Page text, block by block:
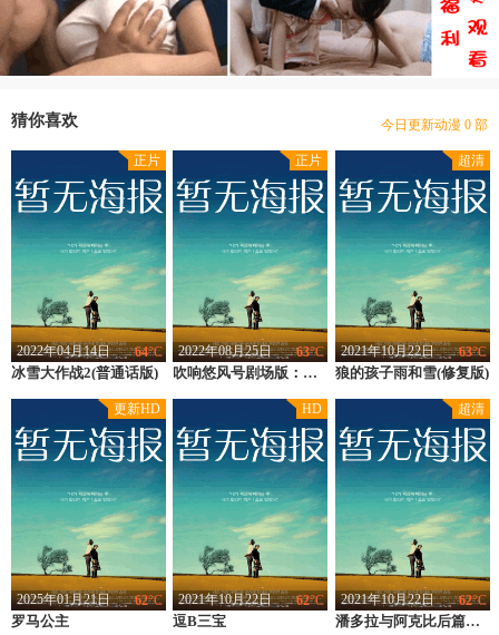
猜你喜欢
豆瓣优片库，万部动漫在线选
今日更新动漫 0 部
本站网址：www.gdhotels.org
豆瓣优片库，万部动漫在线选
现已收录动漫 2673 部
正片
64°C
冰雪大作战2(普通话版)
2022年04月14日
类型：动漫电影,动画电影
上映：2021
地区：
导演：
Benoît Godbout,让-弗朗索瓦·波略特,François Brisson
露辛达·戴维斯,道恩·福特,Don W. Shepherd,托德·芬内尔,安吉拉·嘉鲁皮,索哈·鲍尔,Jenna Wheeler-Hughes,霍莉·G·弗兰克尔,Elizabeth Macrae,海蒂·林恩·维克斯,Satine Scarlett Montaz,艾琳·波斯瓦拉·乐卡克,Mehdi Bousaidan,苏菲·卡迪欧,安妮·卡萨邦尼,雨果林·什维特·兰黛斯科,诺尔·费舍,Éloïsa Laflamme-Cervantes,Vénutia-Ludivine Reding,塞巴斯蒂安·瑞丁,吉尔
正片
63°C
吹响悠风号剧场版：欢迎来到北宇治高中吹奏乐部
2022年08月25日
类型：动画电影
上映：2016
地区：
导演：
石原立也
黑泽朋世朝井彩加丰田萌绘安济知佳
超清
63°C
狼的孩子雨和雪(修复版)
2021年10月22日
类型：剧情,动画,奇幻,动漫片,动漫电影,动画电影
上映：2012
地区：
导演：
细田守
宫崎葵,大泽隆夫,黑木华,西井幸人
更新HD
62°C
罗马公主
2025年01月21日
类型：动画电影
HD
62°C
逗B三宝
2021年10月22日
类型：微电影
超清
62°C
潘多拉与阿克比后篇：精灵与怪兽之街
2021年10月22日
类型：动漫电影,动画电影